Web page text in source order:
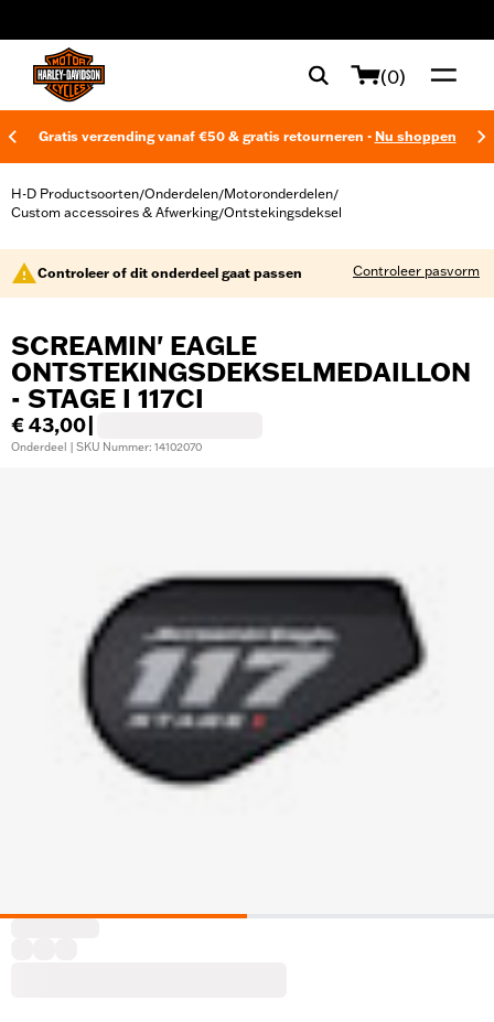
(0)
Gratis verzending vanaf €50 & gratis retourneren - Nu shoppen
H-D Productsoorten/Onderdelen/Motoronderdelen/
Custom accessoires & Afwerking/Ontstekingsdeksel
Controleer of dit onderdeel gaat passen Controleer pasvorm
SCREAMIN' EAGLE
ONTSTEKINGSDEKSELMEDAILLON
- STAGE I 117CI
€ 43,00
Onderdeel | SKU Nummer: 14102070